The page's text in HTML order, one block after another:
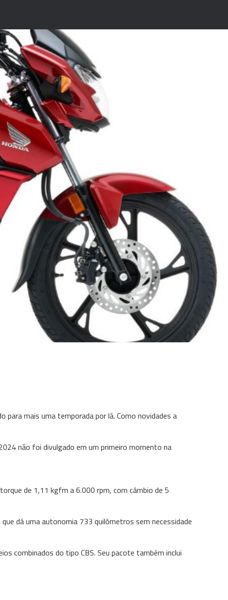
para mais uma temporada por lá. Como novidades a
não foi divulgado em um primeiro momento na
de 1,11 kgfm a 6.000 rpm, com câmbio de 5
dá uma autonomia 733 quilômetros sem necessidade
combinados do tipo CBS. Seu pacote também inclui